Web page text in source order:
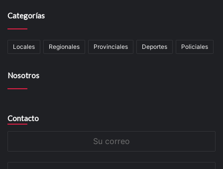
Categorías
Locales Regionales Provinciales Deportes Policiales
Nosotros
Contacto